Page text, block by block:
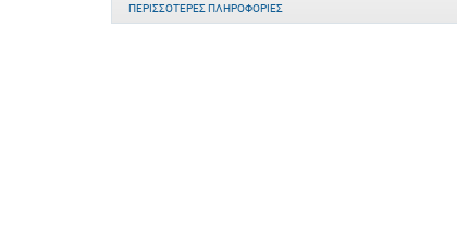
ΠΕΡΙΣΣΌΤΕΡΕΣ ΠΛΗΡΟΦΟΡΊΕΣ